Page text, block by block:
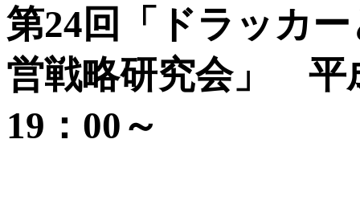
第24回「ドラッカ
営戦略研究会」 平
19：00～